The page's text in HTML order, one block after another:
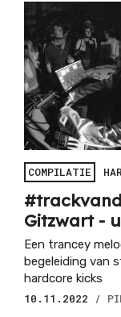
COMPILATIE
Gitzwart -
Een trancey
begeleiding van
hardcore kicks
10.11.2022
/